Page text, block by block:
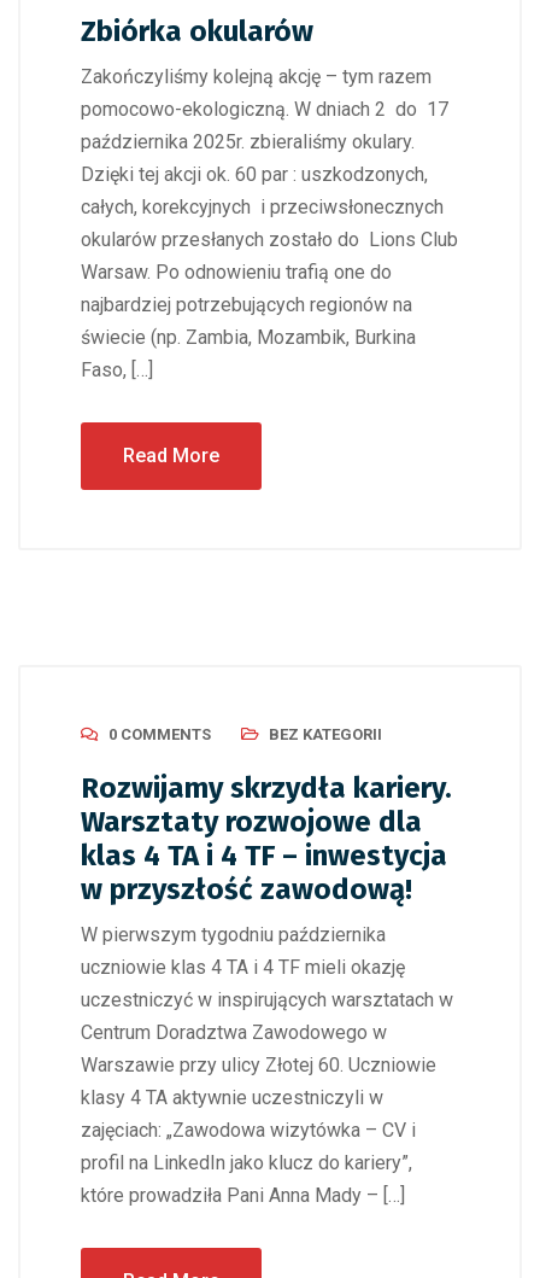
Zbiórka okularów
Zakończyliśmy kolejną akcję – tym razem
pomocowo-ekologiczną. W dniach 2 do 17
października 2025r. zbieraliśmy okulary.
Dzięki tej akcji ok. 60 par : uszkodzonych,
całych, korekcyjnych i przeciwsłonecznych
okularów przesłanych zostało do Lions Club
Warsaw. Po odnowieniu trafią one do
najbardziej potrzebujących regionów na
świecie (np. Zambia, Mozambik, Burkina
Faso, […]
Read More
0 COMMENTS BEZ KATEGORII
Rozwijamy skrzydła kariery.
Warsztaty rozwojowe dla
klas 4 TA i 4 TF – inwestycja
w przyszłość zawodową!
W pierwszym tygodniu października
uczniowie klas 4 TA i 4 TF mieli okazję
uczestniczyć w inspirujących warsztatach w
Centrum Doradztwa Zawodowego w
Warszawie przy ulicy Złotej 60. Uczniowie
klasy 4 TA aktywnie uczestniczyli w
zajęciach: „Zawodowa wizytówka – CV i
profil na LinkedIn jako klucz do kariery”,
które prowadziła Pani Anna Mady – […]